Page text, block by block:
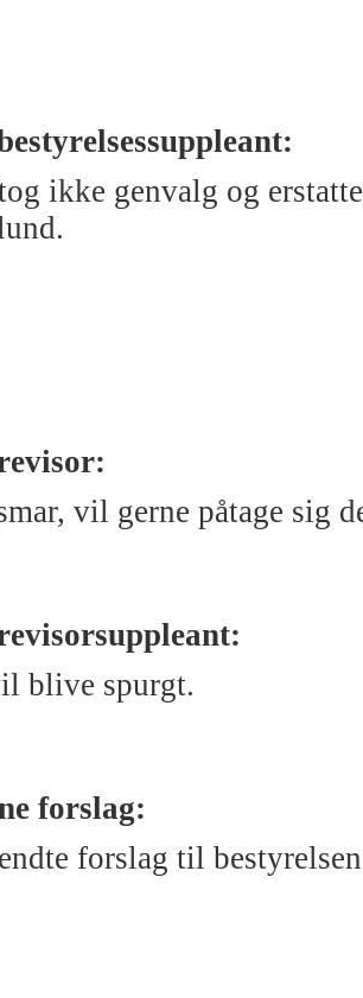
ikke genvalg og
vil gerne påtage sig
blive spurgt.
forslag:
forslag til